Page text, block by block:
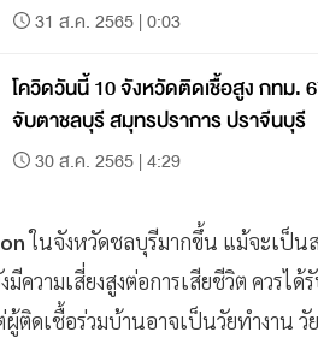
31 ส.ค. 2565 | 0:03
โควิดวันนี้ 10 จังหวัดติดเชื้อสูง กทม.
จับตาชลบุรี สมุทรปราการ ปราจีนบุรี
30 ส.ค. 2565 | 4:29
ในจังหวัดชลบุรีมากขึ้น แม้จะเป็น
ความเสี่ยงสูงต่อการเสียชีวิต ควรไ
ผู้ติดเชื้อร่วมบ้านอาจเป็นวัยทำงาน